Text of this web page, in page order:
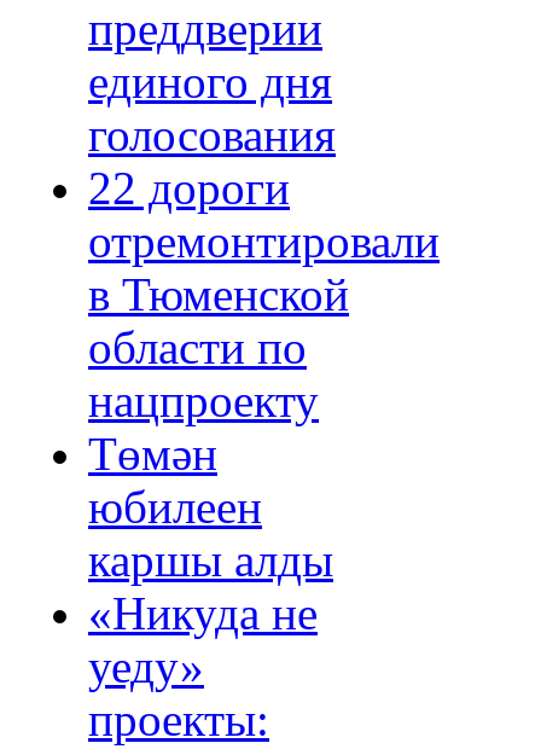
преддверии
единого дня
голосования
22 дороги
отремонтировали
в Тюменской
области по
нацпроекту
Төмән
юбилеен
каршы алды
«Никуда не
уеду»
проекты: